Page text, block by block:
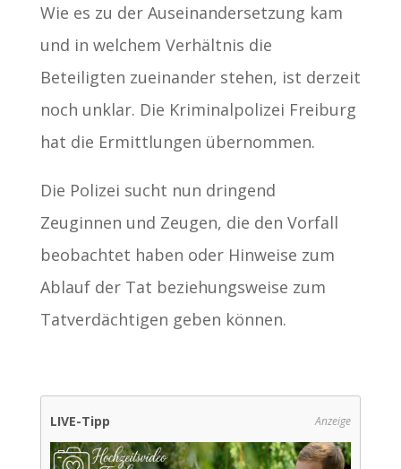
Wie es zu der Auseinandersetzung kam
und in welchem Verhältnis die
Beteiligten zueinander stehen, ist derzeit
noch unklar. Die Kriminalpolizei Freiburg
hat die Ermittlungen übernommen.
Die Polizei sucht nun dringend
Zeuginnen und Zeugen, die den Vorfall
beobachtet haben oder Hinweise zum
Ablauf der Tat beziehungsweise zum
Tatverdächtigen geben können.
LIVE-Tipp Anzeige